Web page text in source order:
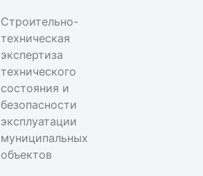
Строительно-
техническая
экспертиза
технического
состояния и
безопасности
эксплуатации
муниципальных
объектов